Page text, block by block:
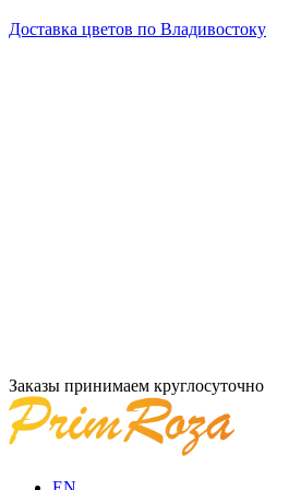
Доставка цветов по Владивостоку
Заказы принимаем круглосуточно